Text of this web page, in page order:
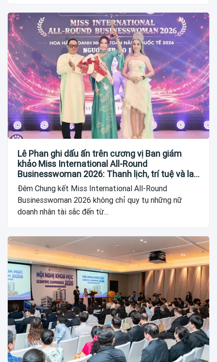
Lê Phan ghi dấu ấn trên cương vị Ban giám
khảo Miss International All-Round
Businesswoman 2026: Thanh lịch, trí tuệ và lan
tỏa giá trị của người phụ nữ hiện đại
Đêm Chung kết Miss International All-Round
Businesswoman 2026 không chỉ quy tụ những nữ
doanh nhân tài sắc đến từ...